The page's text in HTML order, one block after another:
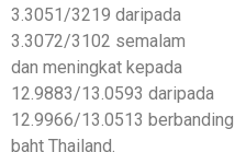
3.3051/3219 daripada
3.3072/3102 semalam
dan meningkat kepada
12.9883/13.0593 daripada
12.9966/13.0513 berbanding
baht Thailand.